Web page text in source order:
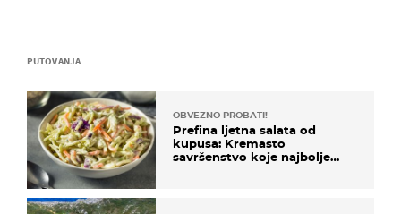
PUTOVANJA
OBVEZNO PROBATI!
Prefina ljetna salata od
kupusa: Kremasto
savršenstvo koje najbolje